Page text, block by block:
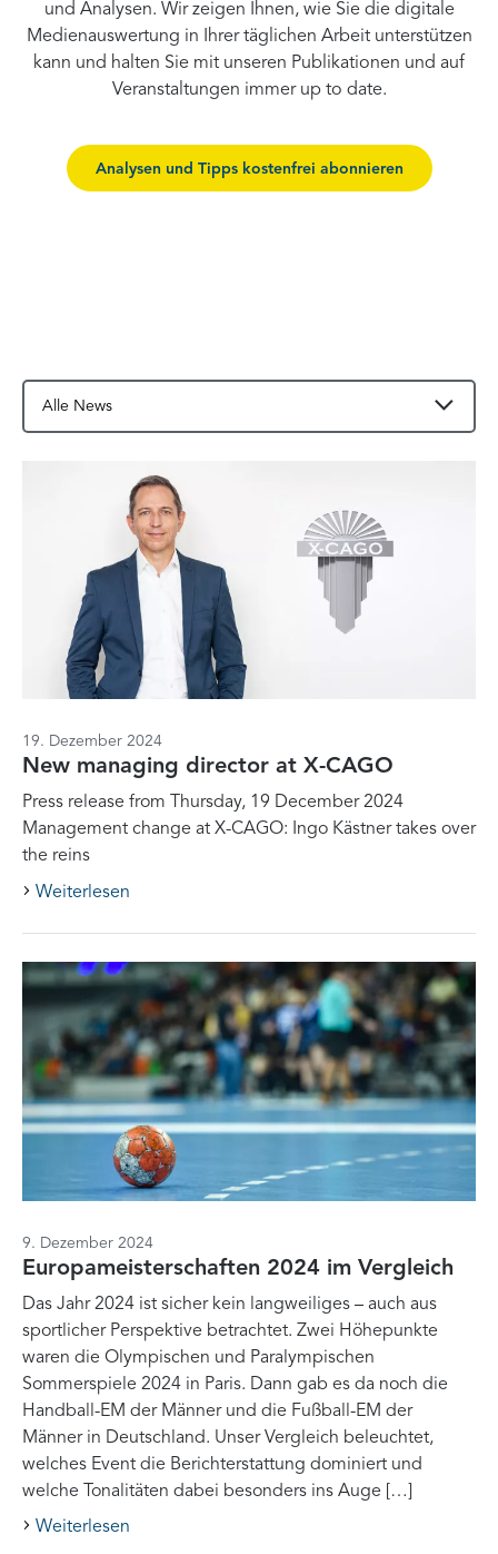
und Analysen. Wir zeigen Ihnen, wie Sie die digitale
Medienauswertung in Ihrer täglichen Arbeit unterstützen
kann und halten Sie mit unseren Publikationen und auf
Veranstaltungen immer up to date.
Analysen und Tipps kostenfrei abonnieren
19. Dezember 2024
New managing director at X-CAGO
Press release from Thursday, 19 December 2024
Management change at X-CAGO: Ingo Kästner takes over
the reins
Weiterlesen
9. Dezember 2024
Europameisterschaften 2024 im Vergleich
Das Jahr 2024 ist sicher kein langweiliges – auch aus
sportlicher Perspektive betrachtet. Zwei Höhepunkte
waren die Olympischen und Paralympischen
Sommerspiele 2024 in Paris. Dann gab es da noch die
Handball-EM der Männer und die Fußball-EM der
Männer in Deutschland. Unser Vergleich beleuchtet,
welches Event die Berichterstattung dominiert und
welche Tonalitäten dabei besonders ins Auge […]
Weiterlesen